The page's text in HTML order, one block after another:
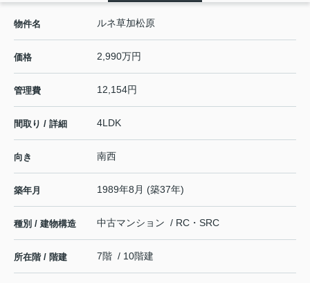
物件名 ルネ草加松原
価格 2,990万円
管理費 12,154円
間取り / 詳細 4LDK
向き 南西
築年月 1989年8月 (築37年)
種別 / 建物構造 中古マンション / RC・SRC
所在階 / 階建 7階 / 10階建